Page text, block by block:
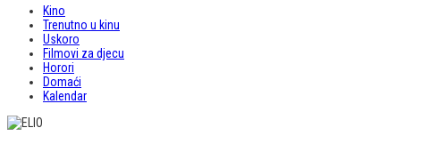
Kino
Trenutno u kinu
Uskoro
Filmovi za djecu
Horori
Domaći
Kalendar